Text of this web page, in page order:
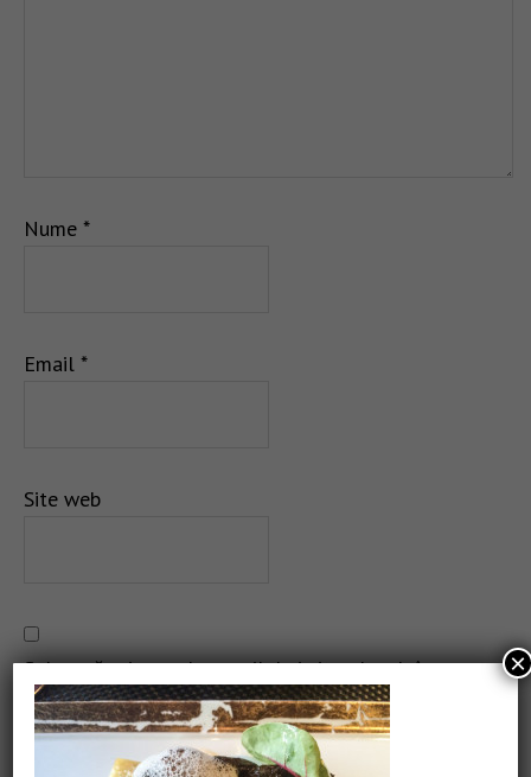
Nume *
Email *
Site web
Salvează-mi numele, emailul și site-ul web în acest
navigator pentru data viitoare când o să comentez.
×